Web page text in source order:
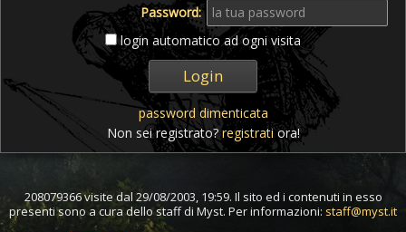
Password:
login automatico ad ogni visita
password dimenticata
Non sei registrato?registratiora!
208079366 visite dal 29/08/2003, 19:59. Il sito ed i contenuti in esso
presenti sono a cura dello staff di Myst. Per informazioni: staff@myst.it